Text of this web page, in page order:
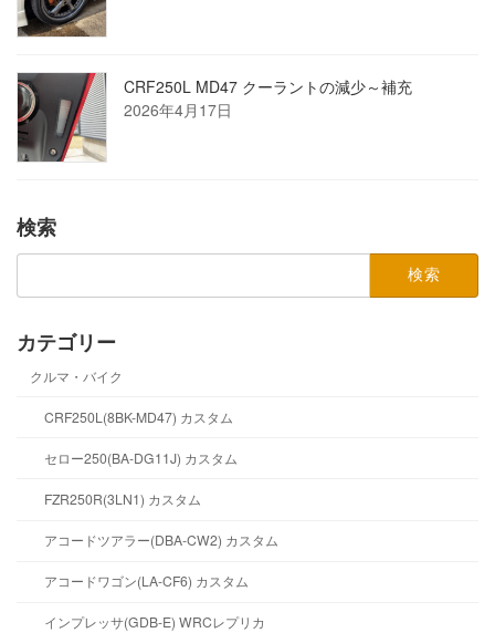
CRF250L MD47 クーラントの減少～補充
2026年4月17日
検索
検
カテゴリー
クルマ・バイク
CRF250L(8BK-MD47) カスタム
セロー250(BA-DG11J) カスタム
FZR250R(3LN1) カスタム
アコードツアラー(DBA-CW2) カスタム
アコードワゴン(LA-CF6) カスタム
インプレッサ(GDB-E) WRCレプリカ